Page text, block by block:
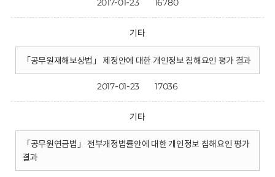
2017-01-23 16780
기타
「공무원재해보상법」 제정안에 대한 개인정보 침해요인 평가 결과
2017-01-23 17036
기타
「공무원연금법」 전부개정법률안에 대한 개인정보 침해요인 평가
결과